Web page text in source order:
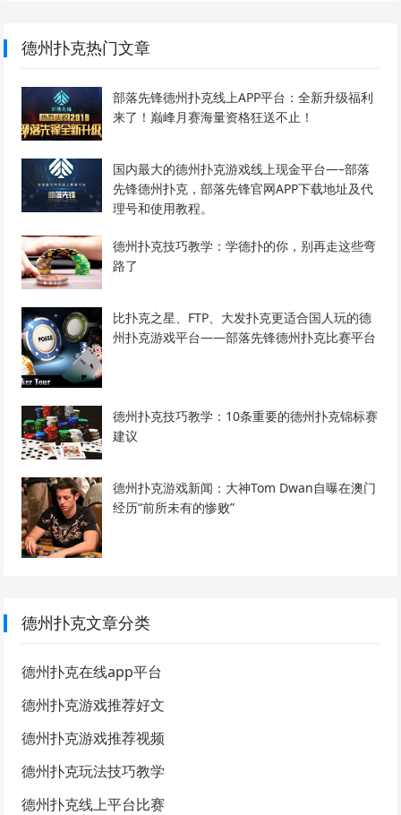
德州扑克热门文章
部落先锋德州扑克线上APP平台：全新升级福利
来了！巅峰月赛海量资格狂送不止！
国内最大的德州扑克游戏线上现金平台—–部落
先锋德州扑克，部落先锋官网APP下载地址及代
理号和使用教程。
德州扑克技巧教学：学德扑的你，别再走这些弯
路了
比扑克之星、FTP、大发扑克更适合国人玩的德
州扑克游戏平台——部落先锋德州扑克比赛平台
德州扑克技巧教学：10条重要的德州扑克锦标赛
建议
德州扑克游戏新闻：大神Tom Dwan自曝在澳门
经历“前所未有的惨败”
德州扑克文章分类
德州扑克在线app平台
德州扑克游戏推荐好文
德州扑克游戏推荐视频
德州扑克玩法技巧教学
德州扑克线上平台比赛